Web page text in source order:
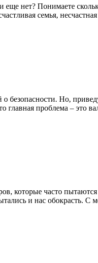
нет? Понимаете
семья,
безопасности. Но,
главная проблема – это
которые часто
и нас обокрасть. С